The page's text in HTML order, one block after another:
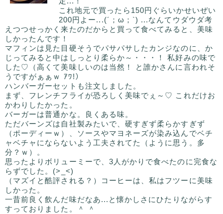
これ地元で買ったら150円ぐらいかせいぜい
200円よー...(´；ω；`) ...なんてウダウダ考
えつつせっかく来たのだからと買って食べてみると、美味
しかったんです！
マフィンは見た目硬そうでパサパサしたカンジなのに、か
じってみると中はしっとり柔らか～・・・！ 私好みの味で
した♡（高くて美味しいのは当然！ と誰かさんに言われそ
うですがぁぁｗ ｱﾜ!）
ハンバーガーセットも注文しました。
まず、フレンチフライが恐ろしく美味でぇ～♡ これだけお
かわりしたかった。
バーガーは普通かな。良くある味。
ただバーンズは自社製みたいで、硬すぎず柔らかすぎず
（ポーディーｗ）、ソースやマヨネーズが染み込んでベチ
ャベチャにならないよう工夫されてた（ように思う。多
分？ｗ）。
思ったよりボリューミーで、3人がかりで食べたのに完食な
らずでした。(>_<)
（マズイと酷評される？）コーヒーは、私はフツーに美味
しかった。
一昔前良く飲んだ味だなあ...と懐かしさにひたりながらす
すっておりました。＾ ＾